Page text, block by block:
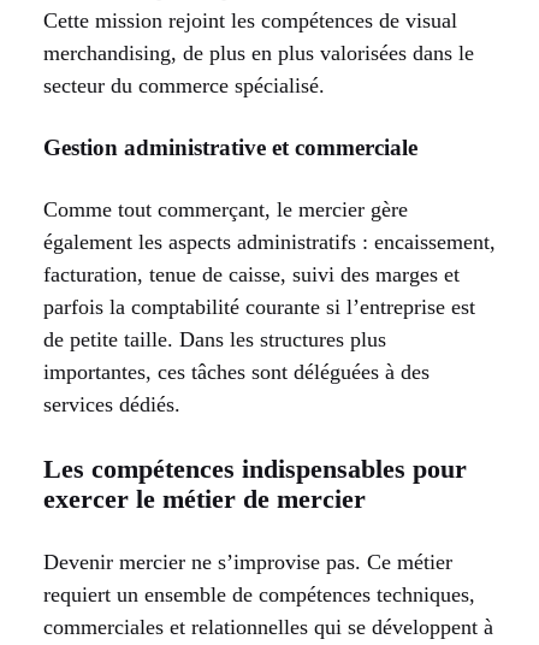
Cette mission rejoint les compétences de visual
merchandising, de plus en plus valorisées dans le
secteur du commerce spécialisé.
Gestion administrative et commerciale
Comme tout commerçant, le mercier gère
également les aspects administratifs : encaissement,
facturation, tenue de caisse, suivi des marges et
parfois la comptabilité courante si l’entreprise est
de petite taille. Dans les structures plus
importantes, ces tâches sont déléguées à des
services dédiés.
Les compétences indispensables pour
exercer le métier de mercier
Devenir mercier ne s’improvise pas. Ce métier
requiert un ensemble de compétences techniques,
commerciales et relationnelles qui se développent à